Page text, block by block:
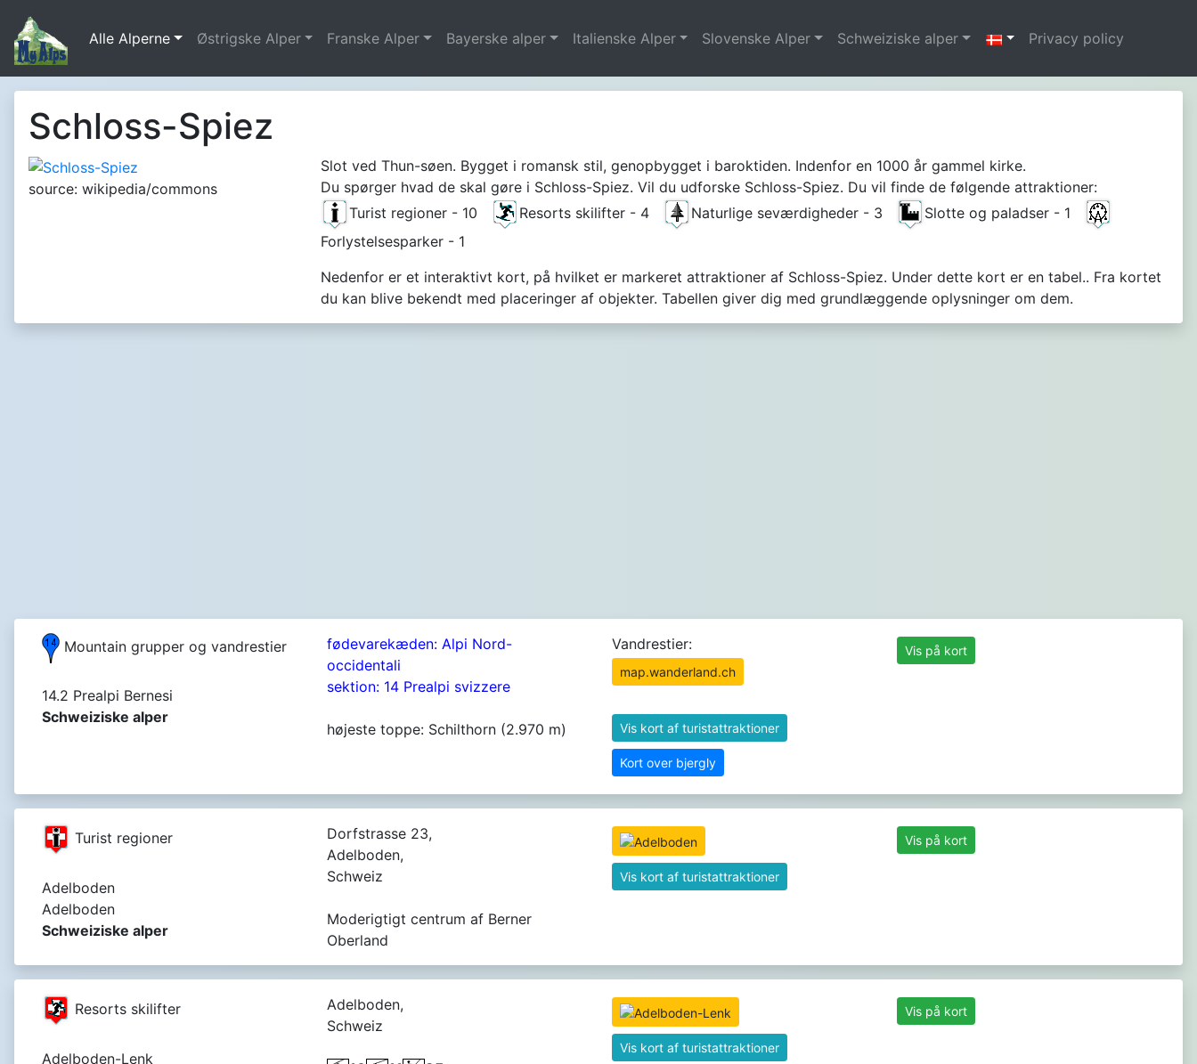
Alle Alperne Østrigske Alper Franske Alper Bayerske alper Italienske Alper Slovenske Alper Schweiziske alper Privacy policy
Schloss-Spiez
source: wikipedia/commons
Slot ved Thun-søen. Bygget i romansk stil, genopbygget i baroktiden. Indenfor en 1000 år gammel kirke.
Du spørger hvad de skal gøre i Schloss-Spiez. Vil du udforske Schloss-Spiez. Du vil finde de følgende attraktioner:
Turist regioner - 10
Resorts skilifter - 4 Naturlige seværdigheder - 3
Slotte og paladser - 1
Forlystelsesparker - 1
Nedenfor er et interaktivt kort, på hvilket er markeret attraktioner af Schloss-Spiez. Under dette kort er en tabel.. Fra kortet
du kan blive bekendt med placeringer af objekter. Tabellen giver dig med grundlæggende oplysninger om dem.
Mountain grupper og vandrestier
14.2 Prealpi Bernesi
Schweiziske alper
fødevarekæden: Alpi Nord-
occidentali
sektion: 14 Prealpi svizzere
højeste toppe: Schilthorn (2.970 m)
Vandrestier:
map.wanderland.ch
Vis kort af turistattraktioner
Kort over bjergly
Vis på kort
Turist regioner
Adelboden
Adelboden
Schweiziske alper
Dorfstrasse 23,
Adelboden,
Schweiz
Moderigtigt centrum af Berner
Oberland
Vis kort af turistattraktioner
Vis på kort
Resorts skilifter
Adelboden-Lenk
Adelboden,
Schweiz
Vis kort af turistattraktioner
Vis på kort